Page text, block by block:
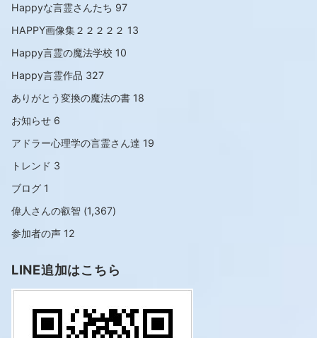
Happyな言霊さんたち 97
HAPPY画像集２２２２２ 13
Happy言霊の魔法学校 10
Happy言霊作品 327
ありがとう変換の魔法の書 18
お知らせ 6
アドラー心理学の言霊さん達 19
トレンド 3
ブログ 1
偉人さんの叡智 (1,367)
参加者の声 12
LINE追加はこちら